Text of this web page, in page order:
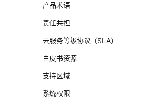
产品术语
责任共担
云服务等级协议（SLA）
白皮书资源
支持区域
系统权限